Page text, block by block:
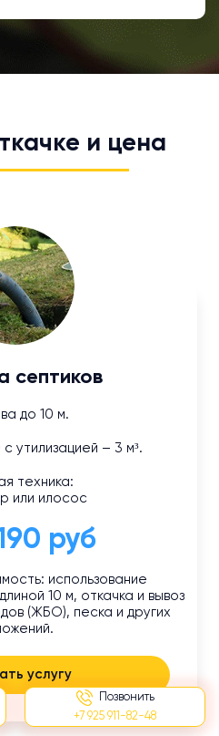
Позвонить
+7 925 911-82-48
и цена
септиков
до 10 м.
утилизацией – 3 м³.
техника:
или илосос
руб
использование
10 м, откачка и вывоз
(ЖБО), песка и других
услугу